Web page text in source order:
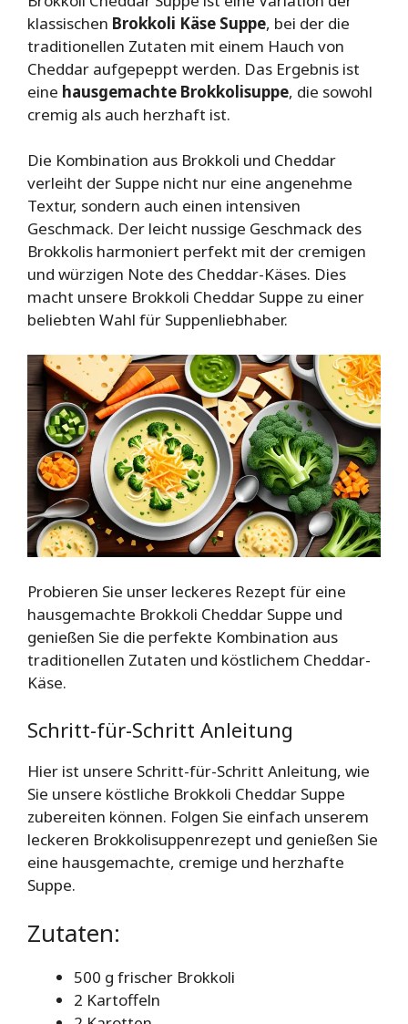
klassischen Brokkoli Käse Suppe, bei der die
traditionellen Zutaten mit einem Hauch von
Cheddar aufgepeppt werden. Das Ergebnis ist
eine hausgemachte Brokkolisuppe, die sowohl
cremig als auch herzhaft ist.
Die Kombination aus Brokkoli und Cheddar
verleiht der Suppe nicht nur eine angenehme
Textur, sondern auch einen intensiven
Geschmack. Der leicht nussige Geschmack des
Brokkolis harmoniert perfekt mit der cremigen
und würzigen Note des Cheddar-Käses. Dies
macht unsere Brokkoli Cheddar Suppe zu einer
beliebten Wahl für Suppenliebhaber.
Probieren Sie unser leckeres Rezept für eine
hausgemachte Brokkoli Cheddar Suppe und
genießen Sie die perfekte Kombination aus
traditionellen Zutaten und köstlichem Cheddar-
Käse.
Schritt-für-Schritt Anleitung
Hier ist unsere Schritt-für-Schritt Anleitung, wie
Sie unsere köstliche Brokkoli Cheddar Suppe
zubereiten können. Folgen Sie einfach unserem
leckeren Brokkolisuppenrezept und genießen Sie
eine hausgemachte, cremige und herzhafte
Suppe.
Zutaten:
500 g frischer Brokkoli
2 Kartoffeln